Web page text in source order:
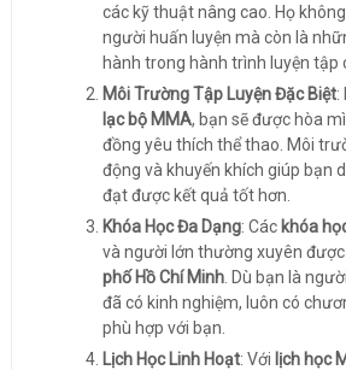
các kỹ thuật nâng cao. Họ
người huấn luyện mà còn là
hành trong hành trình luyện tập
Môi Trường Tập Luyện Đặc Biệt:
lạc bộ MMA, bạn sẽ được hòa
đồng yêu thích thể thao. Môi
động và khuyến khích giúp bạn
đạt được kết quả tốt hơn.
Khóa Học Đa Dạng: Các khóa
và người lớn thường xuyên
phố Hồ Chí Minh. Dù bạn là
đã có kinh nghiệm, luôn có
phù hợp với bạn.
Lịch Học Linh Hoạt: Với lịch học